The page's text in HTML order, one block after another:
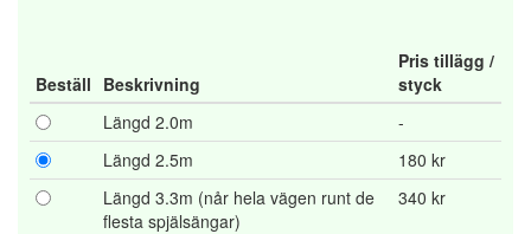
Beställ Beskrivning
Pris tillägg /
styck
Längd 2.0m
-
Längd 2.5m
180 kr
Längd 3.3m (når hela vägen runt de
flesta spjälsängar)
340 kr